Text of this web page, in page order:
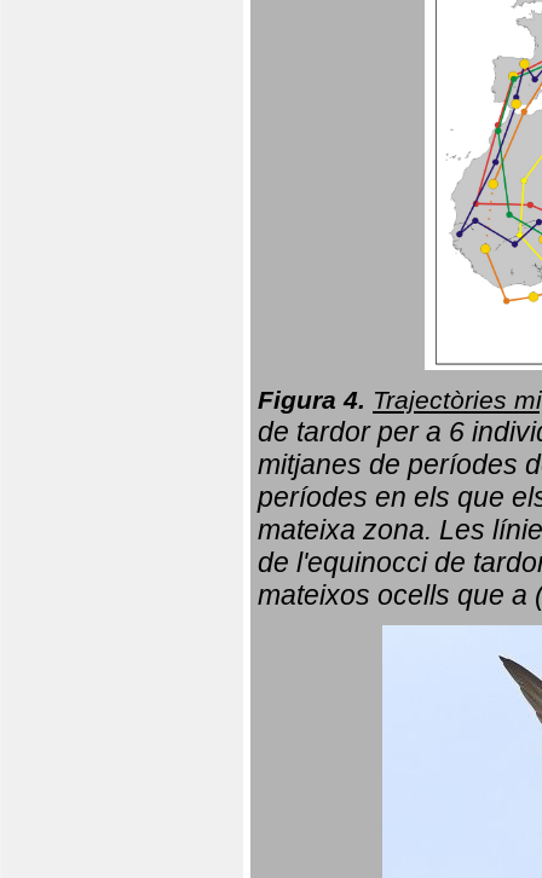
Figura 4. Trajectòries
de tardor per a 6
mitjanes de períodes
períodes en els que
mateixa zona. Les
de l'equinocci de
mateixos ocells que a